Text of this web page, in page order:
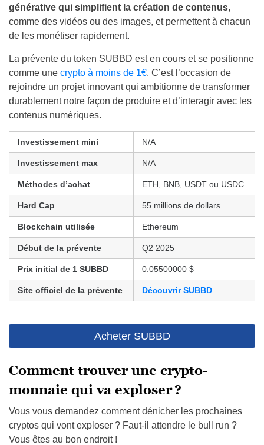
générative qui simplifient la création de contenus,
comme des vidéos ou des images, et permettent à chacun
de les monétiser rapidement.
La prévente du token SUBBD est en cours et se positionne
comme une crypto à moins de 1€. C’est l’occasion de
rejoindre un projet innovant qui ambitionne de transformer
durablement notre façon de produire et d’interagir avec les
contenus numériques.
Investissement mini N/A
Investissement max N/A
Méthodes d’achat ETH, BNB, USDT ou USDC
Hard Cap 55 millions de dollars
Blockchain utilisée Ethereum
Début de la prévente Q2 2025
Prix initial de 1 SUBBD 0.05500000 $
Site officiel de la prévente Découvrir SUBBD
Acheter SUBBD
Comment trouver une crypto-
monnaie qui va exploser ?
Vous vous demandez comment dénicher les prochaines
cryptos qui vont exploser ? Faut-il attendre le bull run ?
Vous êtes au bon endroit !